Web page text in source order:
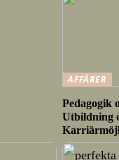
AFFÄRER
Pedagogik
Utbildning